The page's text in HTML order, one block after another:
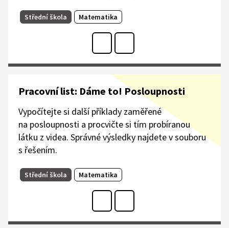
Střední škola Matematika
Pracovní list: Dáme to! Posloupnosti
Vypočítejte si další příklady zaměřené
na posloupnosti a procvičte si tím probíranou
látku z videa. Správné výsledky najdete v souboru
s řešením.​
Střední škola Matematika